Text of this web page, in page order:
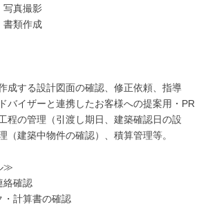
真撮影
類作成
成する設計図面の確認、修正依頼、指導
バイザーと連携したお客様への提案用・PR
程の管理（引渡し期日、建築確認日の設
（建築中物件の確認）、積算管理等。
≫
確認
計算書の確認